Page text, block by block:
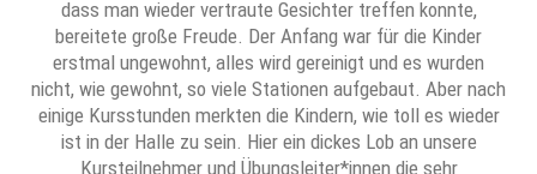
dass man wieder vertraute Gesichter treffen konnte,
bereitete große Freude. Der Anfang war für die Kinder
erstmal ungewohnt, alles wird gereinigt und es wurden
nicht, wie gewohnt, so viele Stationen aufgebaut. Aber nach
einige Kursstunden merkten die Kindern, wie toll es wieder
ist in der Halle zu sein. Hier ein dickes Lob an unsere
Kursteilnehmer und Übungsleiter*innen die sehr